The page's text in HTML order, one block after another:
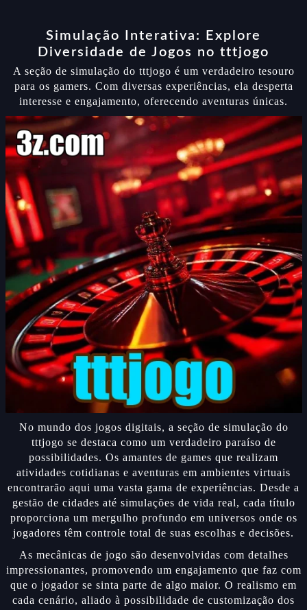
Simulação Interativa: Explore
Diversidade de Jogos no tttjogo
A seção de simulação do tttjogo é um verdadeiro tesouro
para os gamers. Com diversas experiências, ela desperta
interesse e engajamento, oferecendo aventuras únicas.
No mundo dos jogos digitais, a seção de simulação do
tttjogo se destaca como um verdadeiro paraíso de
possibilidades. Os amantes de games que realizam
atividades cotidianas e aventuras em ambientes virtuais
encontrarão aqui uma vasta gama de experiências. Desde a
gestão de cidades até simulações de vida real, cada título
proporciona um mergulho profundo em universos onde os
jogadores têm controle total de suas escolhas e decisões.
As mecânicas de jogo são desenvolvidas com detalhes
impressionantes, promovendo um engajamento que faz com
que o jogador se sinta parte de algo maior. O realismo em
cada cenário, aliado à possibilidade de customização dos